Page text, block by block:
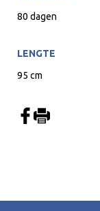
80 dagen
LENGTE
95 cm